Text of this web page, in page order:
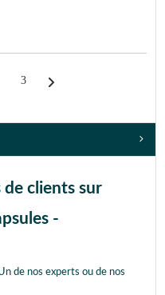
3
clients sur
-
de nos experts ou de nos